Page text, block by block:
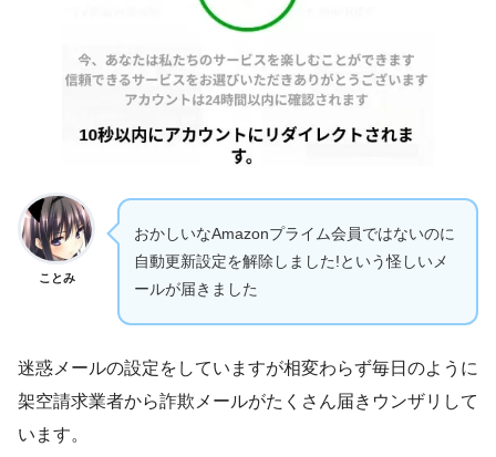
ことみ
おかしいなAmazonプライム会員ではないのに
自動更新設定を解除しました!という怪しいメ
ールが届きました
迷惑メールの設定をしていますが相変わらず毎日のように
架空請求業者から詐欺メールがたくさん届きウンザリして
います。